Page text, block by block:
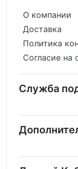
О компании
Доставка
Политика
Согласие на
Служба